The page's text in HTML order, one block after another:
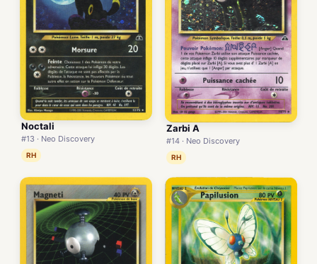
Noctali
#13 · Neo Discovery
RH
Zarbi A
#14 · Neo Discovery
RH